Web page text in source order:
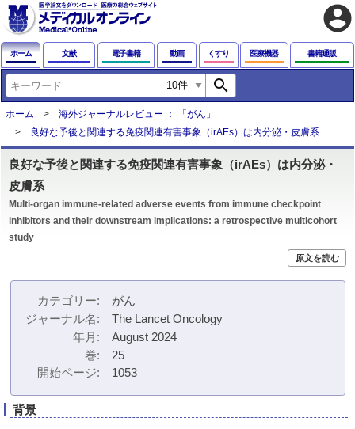
account_circle
ホーム 文献 電子書籍 動画 くすり 医療機器 書籍通販
search
ホーム
海外ジャーナルレビュー ： 「がん」
良好な予後と関連する免疫関連有害事象（irAEs）は内分泌・皮膚系
良好な予後と関連する免疫関連有害事象（irAEs）は内分泌・
皮膚系
Multi-organ immune-related adverse events from immune checkpoint
inhibitors and their downstream implications: a retrospective multicohort
study
原文を読む
カテゴリー
がん
ジャーナル名
The Lancet Oncology
年月
August 2024
巻
25
開始ページ
1053
背景